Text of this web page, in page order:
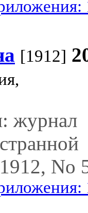
[1912]
журнал
No